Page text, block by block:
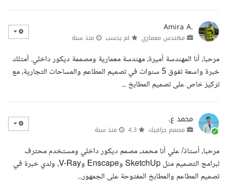
Amira A.
مهندس معماري لم يحسب منذ سنة
مرحبا، أنا المهندسة أميرة، مهندسة معمارية ومصممة ديكور داخلي. أمتلك
خبرة واسعة تفوق 5 سنوات في تصميم المطاعم والمساحات التجارية، مع
تركيز خاص على تصميم المطابخ ...
محمد ع.
مصمم جرافيك منذ سنة
مرحبا، أستاذ/ علي أنا محمد، مصمم ديكور داخلي ومستخدم محترف
لبرامج التصميم مثل SketchUp وEnscape وV-Ray، ولدي خبرة في
تصميم المطاعم والمطابخ المفتوحة على الجمهور...